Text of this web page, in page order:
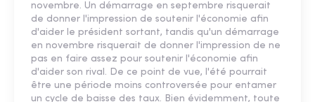
novembre. Un démarrage en septembre risquerait
de donner l'impression de soutenir l'économie afin
d'aider le président sortant, tandis qu'un démarrage
en novembre risquerait de donner l'impression de ne
pas en faire assez pour soutenir l'économie afin
d'aider son rival. De ce point de vue, l'été pourrait
être une période moins controversée pour entamer
un cycle de baisse des taux. Bien évidemment, toute